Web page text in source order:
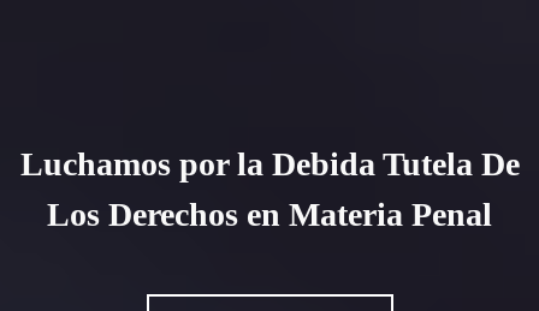
Luchamos por la Debida Tutela De
Los Derechos en Materia Penal